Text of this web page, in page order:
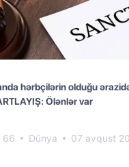
hərbçilərin olduğu
Ölənlər var
66 Dünya 07 avqust